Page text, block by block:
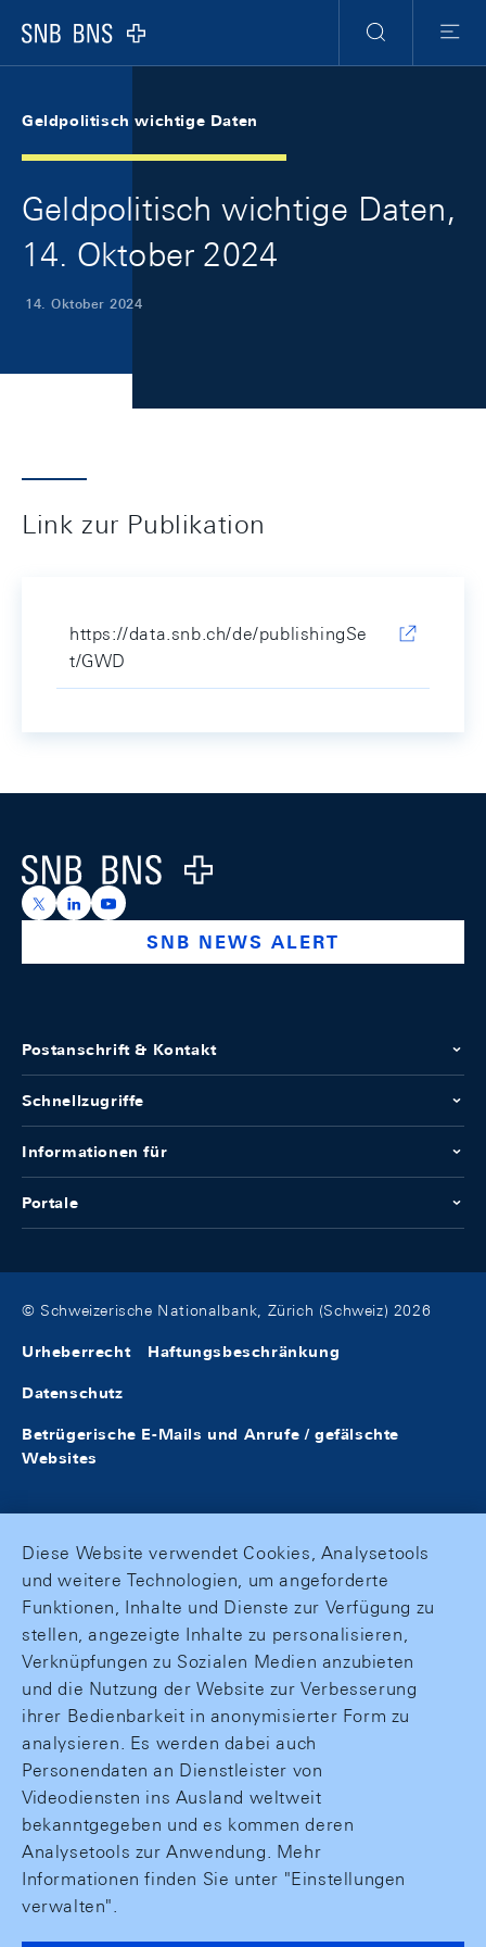
Logo
Suche
Menu
Geldpolitisch wichtige Daten
Geldpolitisch wichtige Daten,
14. Oktober 2024
14. Oktober 2024
Link zur Publikation
https://data.snb.ch/de/publishingSe
t/GWD
Logo
https://x.com/snb_bns
https://ch.linkedin.com/company/swiss-national-
https://www.youtube.com/@swissnationalbank
SNB NEWS ALERT
Postanschrift & Kontakt
Schnellzugriffe
Informationen für
Portale
© Schweizerische Nationalbank, Zürich (Schweiz) 2026
Urheberrecht Haftungsbeschränkung
Datenschutz
Betrügerische E-Mails und Anrufe / gefälschte
Websites
Diese Website verwendet Cookies, Analysetools
und weitere Technologien, um angeforderte
Funktionen, Inhalte und Dienste zur Verfügung zu
stellen, angezeigte Inhalte zu personalisieren,
Verknüpfungen zu Sozialen Medien anzubieten
und die Nutzung der Website zur Verbesserung
ihrer Bedienbarkeit in anonymisierter Form zu
analysieren. Es werden dabei auch
Personendaten an Dienstleister von
Videodiensten ins Ausland weltweit
bekanntgegeben und es kommen deren
Analysetools zur Anwendung. Mehr
Informationen finden Sie unter "Einstellungen
verwalten".